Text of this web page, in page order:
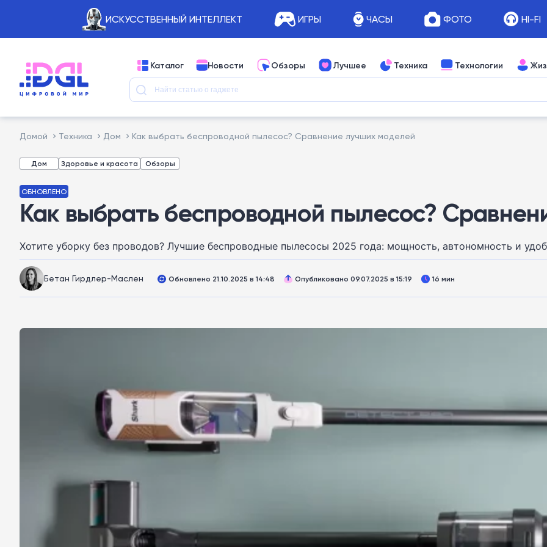
ИСКУССТВЕННЫЙ ИНТЕЛЛЕКТ ИГРЫ ЧАСЫ ФОТО HI-FI
Каталог Новости Обзоры Лучшее Техника Технологии
Домой Техника Дом Как выбрать беспроводной пылесос? Сравнение лучших моделей
Дом Здоровье и красота Обзоры
ОБНОВЛЕНО
Как выбрать беспроводной пылесос?
Хотите уборку без проводов? Лучшие беспроводные пылесосы 2025 года: мощность, автономность и
Бетан Гирдлер-Маслен Обновлено 21.10.2025 в 14:48 Опубликовано 09.07.2025 в 15:19 16 мин